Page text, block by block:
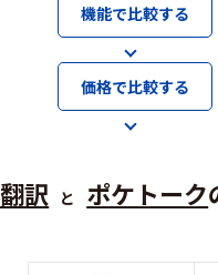
機能で比較する
価格で比較する
訳 と ポケトーク